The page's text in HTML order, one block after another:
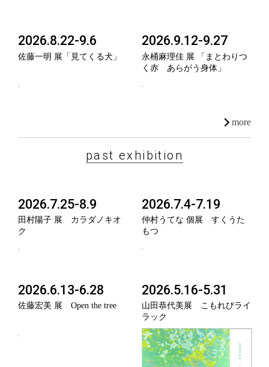
2026.8.22-9.6
佐藤一明 展「見てくる犬」
2026.9.12-9.27
永桶麻理佳 展 「まとわりつ
く赤 あらがう身体」
more
past exhibition
2026.7.25-8.9
田村陽子 展 カラダノキオ
ク
2026.7.4-7.19
仲村うてな 個展 すくうた
もつ
2026.6.13-6.28
佐藤宏美 展 Open the tree
2026.5.16-5.31
山田恭代美展 こもれびライ
ラック